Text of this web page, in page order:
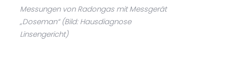
Messungen von Radongas mit Messgerät
„Doseman“ (Bild: Hausdiagnose
Linsengericht)